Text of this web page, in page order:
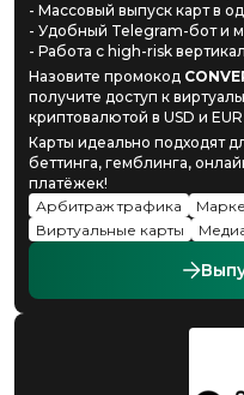
- Массовый выпуск карт в
- Удобный Telegram-бот и
- Работа с high-risk
Назовите промокод
получите доступ к
криптовалютой в USD и
Карты идеально подходят
беттинга, гемблинга,
платёжек!
Арбитраж трафика
Виртуальные карты